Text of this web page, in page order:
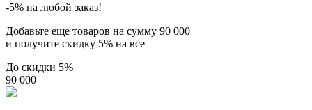
-5% на любой заказ!
Добавьте еще товаров на сумму 90 000
и получите скидку 5% на все
До скидки 5%
90 000